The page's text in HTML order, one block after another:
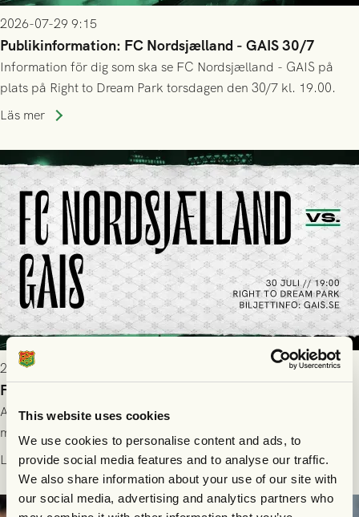
This website uses cookies
We use cookies to personalise content and ads, to
provide social media features and to analyse our traffic.
We also share information about your use of our site with
our social media, advertising and analytics partners who
2026-07-29 9:15
Publikinformation: FC Nordsjælland - GAIS 30/7
Information för dig som ska se FC Nordsjælland - GAIS på
plats på Right to Dream Park torsdagen den 30/7 kl. 19.00.
Läs mer
2026-07-28 17:36
FC Nordsjælland borta: Biljettuthämtning
All information om hur du byter ditt värdebevis mot
matchbiljett på plats i Danmark, samt vad som gäller för dig
som står på reservlista eller fått förhinder.
Läs mer